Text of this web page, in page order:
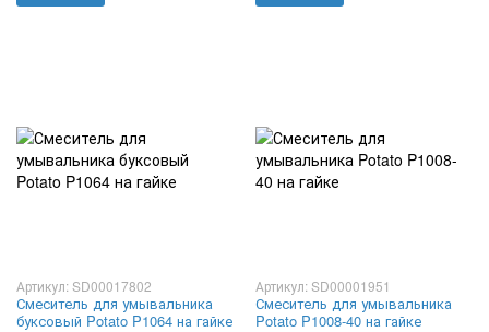
Артикул: SD00017802
Смеситель для умывальника
буксовый Potato P1064 на гайке
Артикул: SD00001951
Смеситель для умывальника
Potato P1008-40 на гайке